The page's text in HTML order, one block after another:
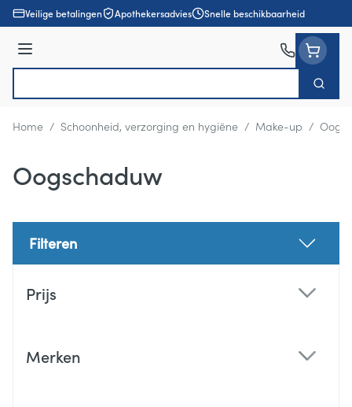
Ga naar de inhoud
Veilige betalingen Apothekersadvies Snelle beschikbaarheid
Menu
Zoek
Home / Schoonheid, verzorging en hygiëne / Make-up /
Oogschaduw
Filteren
Prijs
Merken